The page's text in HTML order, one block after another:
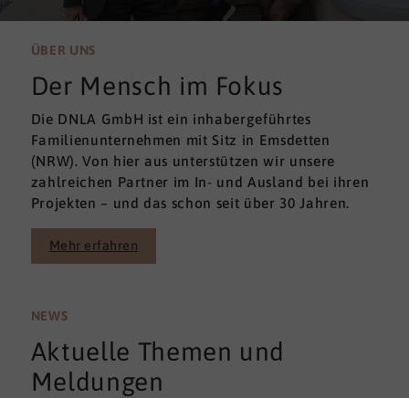
ÜBER UNS
Der Mensch im Fokus
Die DNLA GmbH ist ein inhabergeführtes
Familienunternehmen mit Sitz in Emsdetten
(NRW). Von hier aus unterstützen wir unsere
zahlreichen Partner im In- und Ausland bei ihren
Projekten – und das schon seit über 30 Jahren.
Mehr erfahren
NEWS
Aktuelle Themen und
Meldungen